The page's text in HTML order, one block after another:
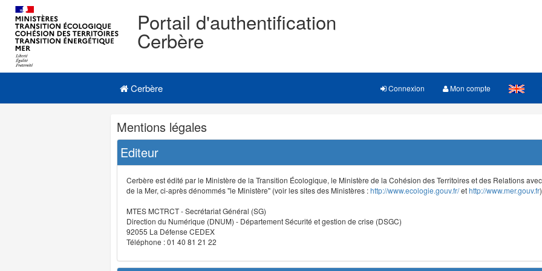
Portail d'authentification
Cerbère
Navigation
Menu principal
Cerbère Connexion Mon compte
Navigation
et
outils
annexes
Mentions légales
Editeur
Cerbère est édité par le Ministère de la Transition Écologique, le Ministère de la Cohésion des Territoires et des Relations
de la Mer, ci-après dénommés "le Ministère" (voir les sites des Ministères :http://www.ecologie.gouv.fr/ethttp://www.mer.gouv.fr
MTES MCTRCT - Secrétariat Général (SG)
Direction du Numérique (DNUM) - Département Sécurité et gestion de crise (DSGC)
92055 La Défense CEDEX
Téléphone : 01 40 81 21 22